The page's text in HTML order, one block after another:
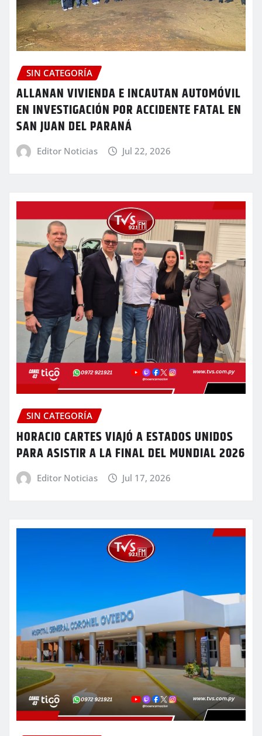
SIN CATEGORÍA
ALLANAN VIVIENDA E INCAUTAN AUTOMÓVIL
EN INVESTIGACIÓN POR ACCIDENTE FATAL EN
SAN JUAN DEL PARANÁ
Editor Noticias Jul 22, 2026
SIN CATEGORÍA
HORACIO CARTES VIAJÓ A ESTADOS UNIDOS
PARA ASISTIR A LA FINAL DEL MUNDIAL 2026
Editor Noticias Jul 17, 2026